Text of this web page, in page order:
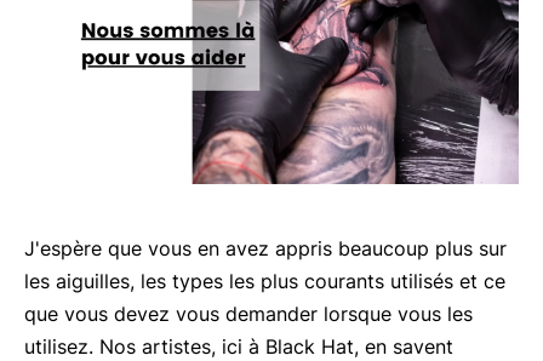
J'espère que vous en avez appris beaucoup plus sur
les aiguilles, les types les plus courants utilisés et ce
que vous devez vous demander lorsque vous les
utilisez. Nos artistes, ici à Black Hat, en savent